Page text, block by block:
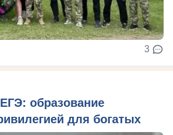
3
образование
для богатых